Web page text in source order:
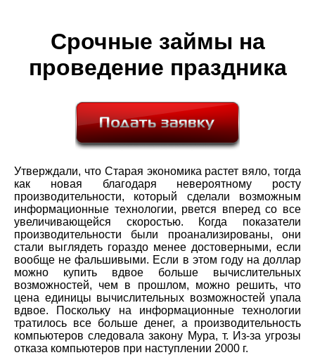
Срочные займы на
проведение праздника
Утверждали, что Старая экономика растет вяло, тогда
как новая благодаря невероятному росту
производительности, который сделали возможным
информационные технологии, рвется вперед со все
увеличивающейся скоростью. Когда показатели
производительности были проанализированы, они
стали выглядеть гораздо менее достоверными, если
вообще не фальшивыми. Если в этом году на доллар
можно купить вдвое больше вычислительных
возможностей, чем в прошлом, можно решить, что
цена единицы вычислительных возможностей упала
вдвое. Поскольку на информационные технологии
тратилось все больше денег, а производительность
компьютеров следовала закону Мура, т. Из-за угрозы
отказа компьютеров при наступлении 2000 г.